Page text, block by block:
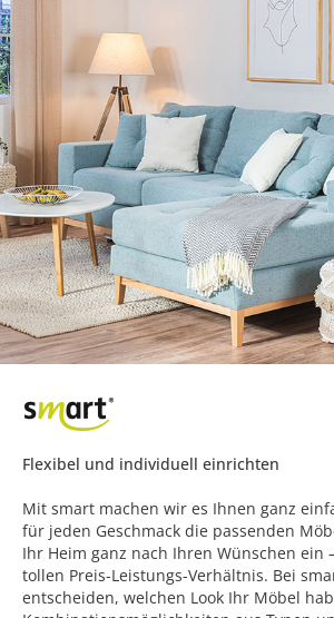
Flexibel und individuell einrichten
Mit smart machen wir es Ihnen ganz
für jeden Geschmack die passenden
Ihr Heim ganz nach Ihren Wünschen ein
tollen Preis-Leistungs-Verhältnis. Bei
entscheiden, welchen Look Ihr Möbel